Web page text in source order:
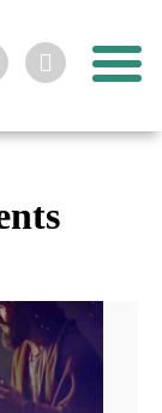
